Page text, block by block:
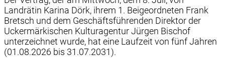
Landrätin Karina Dörk, ihrem 1. Beigeordneten Frank
Bretsch und dem Geschäftsführenden Direktor der
Uckermärkischen Kulturagentur Jürgen Bischof
unterzeichnet wurde, hat eine Laufzeit von fünf Jahren
(01.08.2026 bis 31.07.2031).